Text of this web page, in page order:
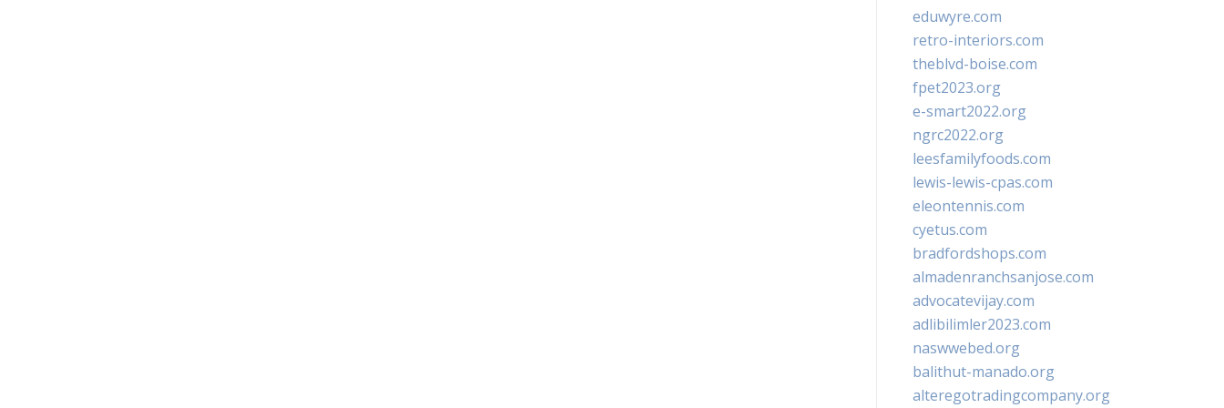
eduwyre.com
retro-interiors.com
theblvd-boise.com
fpet2023.org
e-smart2022.org
ngrc2022.org
leesfamilyfoods.com
lewis-lewis-cpas.com
eleontennis.com
cyetus.com
bradfordshops.com
almadenranchsanjose.com
advocatevijay.com
adlibilimler2023.com
naswwebed.org
balithut-manado.org
alteregotradingcompany.org